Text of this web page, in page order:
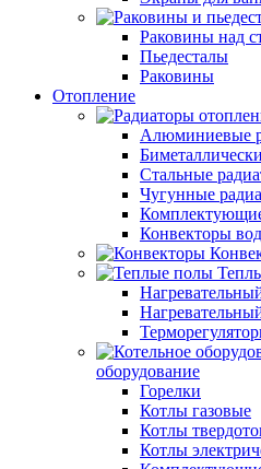
Раковины над
Пьедесталы
Раковины
Отопление
Алюминиевые
Стальные
Чугунные
Конвекторы
оборудование
Горелки
Котлы газовые
Котлы
Котлы